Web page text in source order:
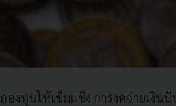
งทุนให้เข็มแข็ง การงดจ่ายเงิน